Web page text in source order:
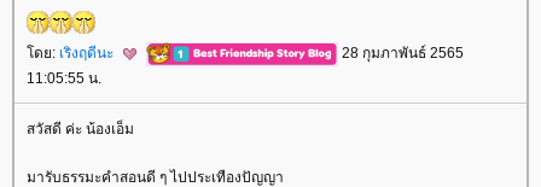
ดย: เริงฤดีนะ
28 กุมภาพันธ์ 2565
11:05:55 น.
สวัสดี ค่ะ น้องเอ็ม
มารับธรรมะคำสอนดี ๆ ไปประเทืองปัญญา